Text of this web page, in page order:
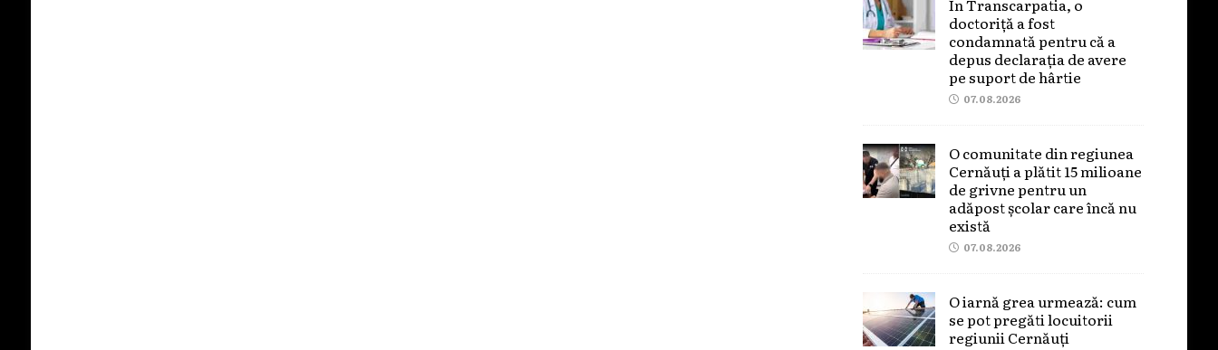
doctoriță a fost
condamnată pentru că a
depus declarația de avere
pe suport de hârtie
07.08.2026
O comunitate din regiunea
Cernăuți a plătit 15 milioane
de grivne pentru un
adăpost școlar care încă nu
există
07.08.2026
O iarnă grea urmează: cum
se pot pregăti locuitorii
regiunii Cernăuți